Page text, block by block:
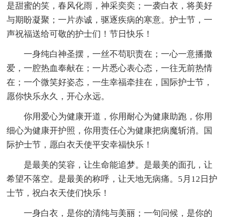
是甜蜜的笑，春风化雨，神采奕奕；一袭白衣，将美好
与期盼凝聚；一片赤诚，驱逐疾病的寒意。护士节，一
声祝福送给可敬的护士们！节日快乐！
一身纯白神圣摆，一丝不苟职责在；一心一意播撒
爱，一腔热血奉献在；一片悉心表心态，一往无前热情
在；一个微笑好姿态，一生幸福牵挂在，国际护士节，
愿你快乐永久，开心永远。
你用爱心为健康开道，你用耐心为健康助跑，你用
细心为健康开护照，你用责任心为健康把病魔斩消。国
际护士节，愿白衣天使平安幸福快乐！
是最美的笑容，让生命能追梦。是最美的面孔，让
希望不落空。是最美的称呼，让天地无病痛。5月12日护
士节，祝白衣天使们快乐！
一身白衣，是你的清纯与美丽；一句问候，是你的